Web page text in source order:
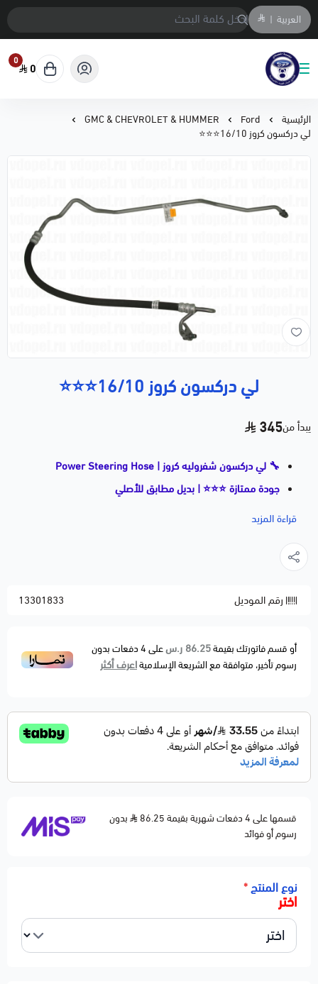
العربية |
متجر المحمادي لقطع السيارات
0
0
الرئيسية Ford
GMC & CHEVROLET & HUMMER
لي دركسون كروز 16/10⭐⭐⭐
لي دركسون كروز 16/10⭐⭐⭐
يبدأ من345
🔧 لي دركسون شفروليه كروز | Power Steering Hose
جودة ممتازة ⭐⭐⭐ | بديل مطابق للأصلي
🚗 السيارات المتوافقة:
وعلبة الدركسون لضمان سهولة وتوازن في التوجيه. مصنوع
أي تهريب.
⚙️ المواصفات الفنية:
الخامة: مطاط + أنبوب ضغط مقوى
مقاوم لضغط الزيت العالي والحرارة
تركيب مباشر بدون تعديل
الجودة: بديل مطابق للأصلي
🛠️ ملاحظات المحمادي:
✔️ متوفر شحن لجميع مناطق المملكة
⚠️ يُفضل التأكد من رقم الشاصي قبل الطلب
⚠️ تنتهي مسؤوليتنا بعد تسليم الشحنة لشركة النقل
قراءة المزيد
رقم الموديل 13301833
أو قسم فاتورتك بقيمة86.25 ر.س على4دفعات بدون
رسوم تأخير، متوافقة مع الشريعة الإسلاميةاعرف أكثر
قسمها على 4 دفعات شهرية بقيمة 86.25
بدون
رسوم أو فوائد
نوع المنتج*
اختر